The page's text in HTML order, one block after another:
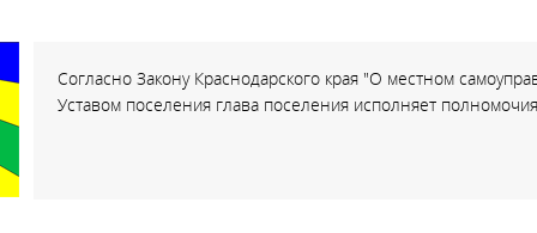
Согласно Закону Краснодарского края "О местном
Уставом поселения глава поселения исполняет